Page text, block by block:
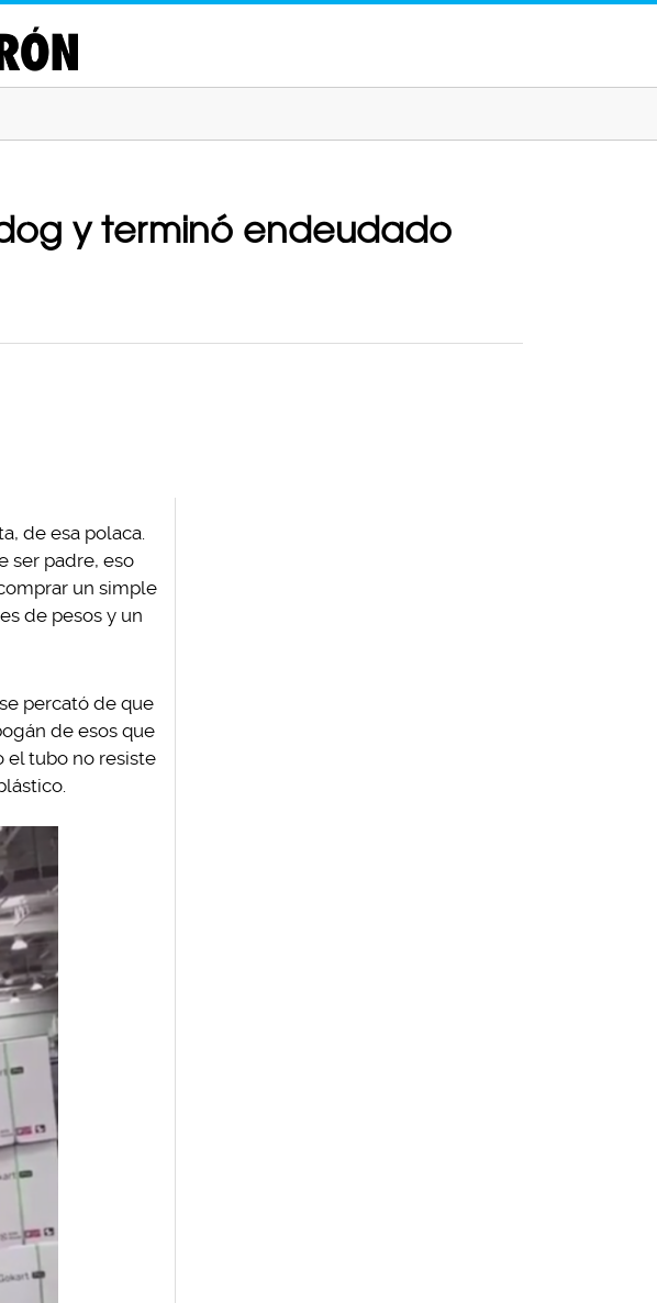
y terminó endeudado
de esa polaca.
ser padre, eso
un simple
de pesos y un
percató de que
de esos que
el tubo no resiste